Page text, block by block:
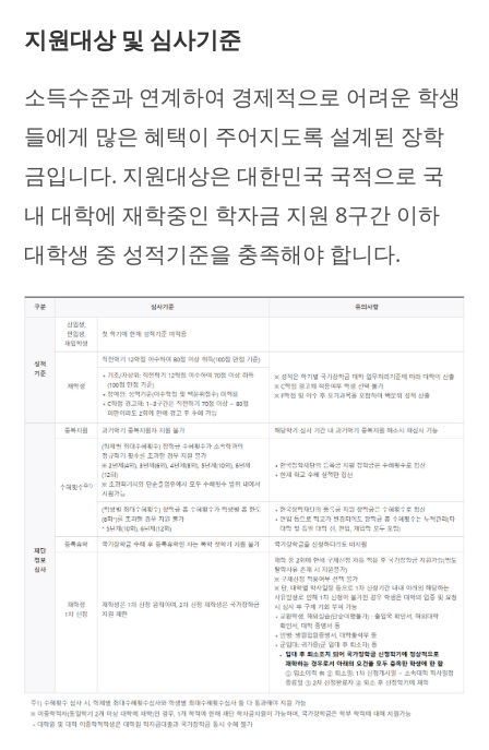
지원대상 및 심사기준
소득수준과 연계하여 경제적으로 어려운 학생
들에게 많은 혜택이 주어지도록 설계된 장학
금입니다. 지원대상은 대한민국 국적으로 국
내 대학에 재학중인 학자금 지원 8구간 이하
대학생 중 성적기준을 충족해야 합니다.